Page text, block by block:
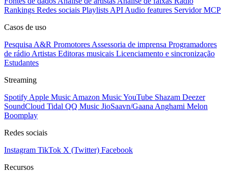
Rankings Redes sociais Playlists API Audio features Servidor MCP
Casos de uso
Pesquisa A&R Promotores Assessoria de imprensa Programadores
de rádio Artistas Editoras musicais Licenciamento e sincronização
Estudantes
Streaming
Spotify Apple Music Amazon MusicYouTube Shazam Deezer
SoundCloud Tidal QQ Music JioSaavn/Gaana Anghami Melon
Boomplay
Redes sociais
Instagram TikTok X (Twitter) Facebook
Recursos